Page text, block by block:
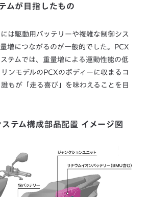
ムが目指したもの
は駆動用バッテリーや複雑な制御シス
増につながるのが一般的でした。PCX
テムでは、重量増による運動性能の低
ンモデルのPCXのボディーに収まるコ
もが「走る喜び」を味わえることを目
テム構成部品配置 イメージ図